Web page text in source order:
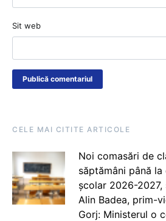
Sit web
CELE MAI CITITE ARTICOLE
Noi comasări de
săptămâni până
școlar 2026-2027,
Alin Badea, prim-
Gorj: Ministerul o